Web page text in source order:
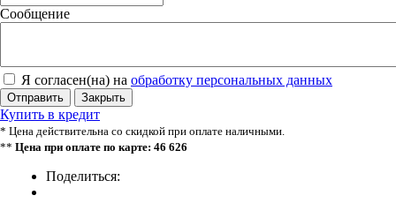
Сообщение
Я согласен(на) на обработку персональных данных
Отправить Закрыть
Купить в кредит
* Цена действительна со скидкой при оплате наличными.
** Цена при оплате по карте: 46 626
Поделиться: